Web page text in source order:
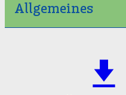
Allgemeines